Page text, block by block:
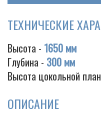
ТЕХНИЧЕСКИЕ
Высота - 1650 мм
Глубина - 300 мм
Высота цокольной
ОПИСАНИЕ